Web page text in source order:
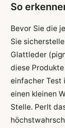
So
Bevor Sie die
Sie
Glattleder
diese
einfacher Test
einen kleinen
Stelle. Perlt